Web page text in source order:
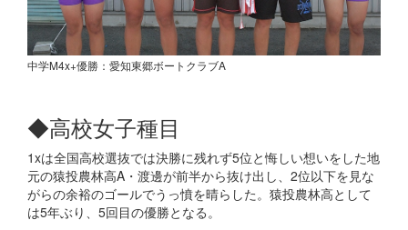
中学M4x+優勝：愛知東郷ボートクラブA
◆高校女子種目
1xは全国高校選抜では決勝に残れず5位と悔しい想いをした地
元の猿投農林高A・渡邊が前半から抜け出し、2位以下を見な
がらの余裕のゴールでうっ憤を晴らした。猿投農林高として
は5年ぶり、5回目の優勝となる。